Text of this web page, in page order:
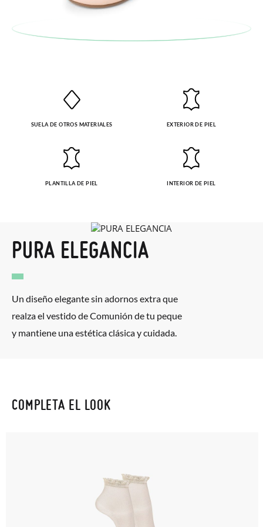
En caso de que no quieras Cambio sino Devolución, también
serán gratuitas, ¡no tienes que preocuparte por nada! Puedes
solicitarlas desde el mismo enlace del párrafo anterior y nos
SUELA DE OTROS MATERIALES EXTERIOR DE PIEL
PLANTILLA DE PIEL INTERIOR DE PIEL
PURA ELEGANCIA
Un diseño elegante sin adornos extra que
realza el vestido de Comunión de tu peque
y mantiene una estética clásica y cuidada.
COMPLETA EL LOOK